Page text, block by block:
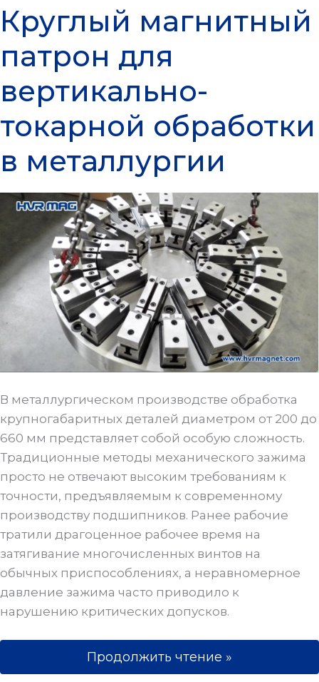
Круглый магнитный
патрон для
вертикально-
токарной обработки
в металлургии
В металлургическом производстве обработка
крупногабаритных деталей диаметром от 200 до
660 мм представляет собой особую сложность.
Традиционные методы механического зажима
просто не отвечают высоким требованиям к
точности, предъявляемым к современному
производству подшипников. Ранее рабочие
тратили драгоценное рабочее время на
затягивание многочисленных винтов на
обычных приспособлениях, а неравномерное
давление зажима часто приводило к
нарушению критических допусков.
Круглый магнитный патрон для
Продолжить чтение »